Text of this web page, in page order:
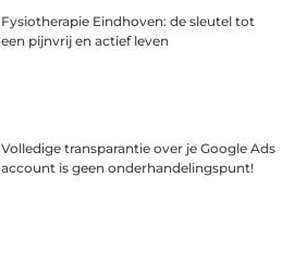
Fysiotherapie Eindhoven: de sleutel tot
een pijnvrij en actief leven
Volledige transparantie over je Google Ads
account is geen onderhandelingspunt!